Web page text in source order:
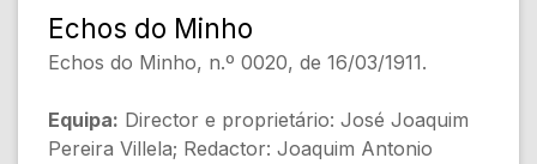
Echos do Minho
Echos do Minho, n.º 0020, de 16/03/1911.
Equipa: Director e proprietário: José Joaquim
Pereira Villela; Redactor: Joaquim Antonio